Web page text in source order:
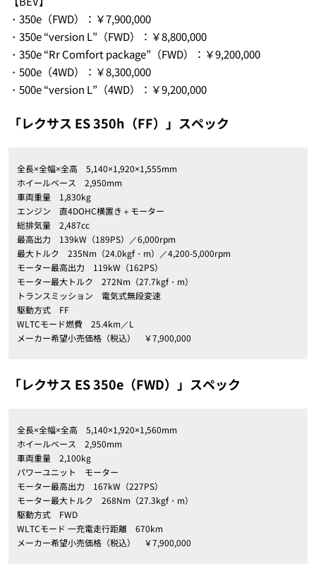
・350e（FWD）：￥7,900,000
・350e “version L”（FWD）：￥8,800,000
・350e “Rr Comfort package”（FWD）：￥9,200,000
・500e（4WD）：￥8,300,000
・500e “version L”（4WD）：￥9,200,000
「レクサス ES 350h（FF）」スペック
全長×全幅×全高 5,140×1,920×1,555mm
ホイールベース 2,950mm
車両重量 1,830kg
エンジン 直4DOHC横置き＋モーター
総排気量 2,487cc
最高出力 139kW（189PS）／6,000rpm
最大トルク 235Nm（24.0kgf・m）／4,200-5,000rpm
モーター最高出力 119kW（162PS）
モーター最大トルク 272Nm（27.7kgf・m）
トランスミッション 電気式無段変速
駆動方式 FF
WLTCモード燃費 25.4km／L
メーカー希望小売価格（税込） ￥7,900,000
「レクサス ES 350e（FWD）」スペック
全長×全幅×全高 5,140×1,920×1,560mm
ホイールベース 2,950mm
車両重量 2,100kg
パワーユニット モーター
モーター最高出力 167kW（227PS）
モーター最大トルク 268Nm（27.3kgf・m）
駆動方式 FWD
WLTCモード 一充電走行距離 670km
メーカー希望小売価格（税込） ￥7,900,000